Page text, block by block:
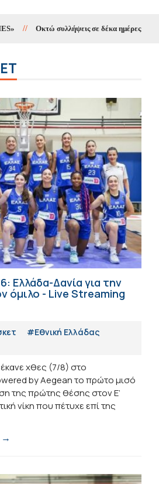
συλλήψεις σε δέκα ημέρες για υποθέσεις
Ελλάδα-Δανία για την
όμιλο - Live Streaming
#Εθνική Ελλάδας
χθες (7/8) στο
by Aegean το πρώτο μισό
της πρώτης θέσης στον Ε’
νίκη που πέτυχε επί της
→